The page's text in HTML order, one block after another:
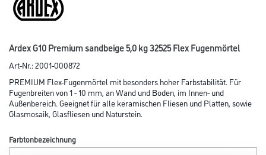
Ardex G10 Premium sandbeige 5,0 kg 32525 Flex Fugenmörtel
Art-Nr.:2001-000872
PREMIUM Flex-Fugenmörtel mit besonders hoher Farbstabilität. Für
Fugenbreiten von 1 - 10 mm, an Wand und Boden, im Innen- und
Außenbereich. Geeignet für alle keramischen Fliesen und Platten, sowie
Glasmosaik, Glasfliesen und Naturstein.
Farbtonbezeichnung